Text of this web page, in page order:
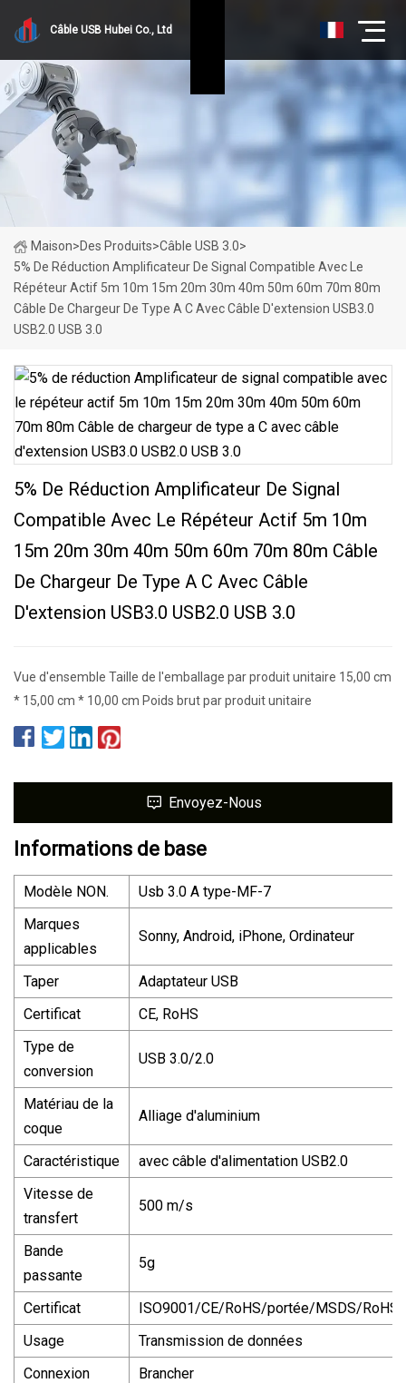
Câble USB Hubei Co., Ltd
Maison>Des Produits>Câble USB 3.0>
5% De Réduction Amplificateur De Signal Compatible Avec Le
Répéteur Actif 5m 10m 15m 20m 30m 40m 50m 60m 70m 80m
Câble De Chargeur De Type A C Avec Câble D'extension USB3.0
USB2.0 USB 3.0
5% De Réduction Amplificateur De Signal
Compatible Avec Le Répéteur Actif 5m 10m
15m 20m 30m 40m 50m 60m 70m 80m Câble
De Chargeur De Type A C Avec Câble
D'extension USB3.0 USB2.0 USB 3.0
Vue d'ensemble Taille de l'emballage par produit unitaire 15,00 cm
* 15,00 cm * 10,00 cm Poids brut par produit unitaire
Envoyez-Nous
Informations de base
Modèle NON.
Usb 3.0 A type-MF-7
Marques
applicables
Sonny, Android, iPhone, Ordinateur
Taper
Adaptateur USB
Certificat
CE, RoHS
Type de
conversion
USB 3.0/2.0
Matériau de la
coque
Alliage d'aluminium
Caractéristique
avec câble d'alimentation USB2.0
Vitesse de
transfert
500 m/s
Bande
passante
5g
Certificat
ISO9001/CE/RoHS/portée/MSDS/RoHS
Usage
Transmission de données
Connexion
Brancher